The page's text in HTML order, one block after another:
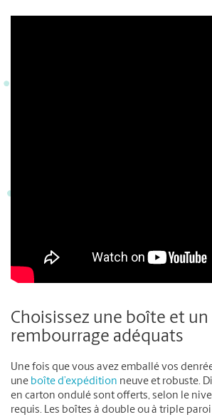
Choisissez une boîte et un
rembourrage adéquats
Une fois que vous avez emballé vos
une boîte d’expédition neuve et robuste.
en carton ondulé sont offerts, selon le
requis. Les boîtes à double ou à triple